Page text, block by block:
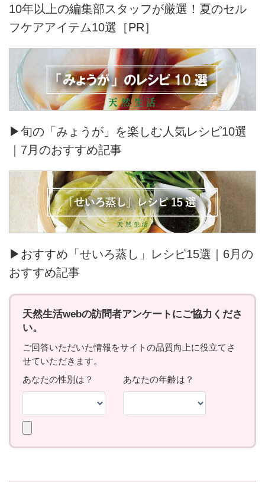
10年以上の編集部スタッフが厳選！夏のセル
フケアアイテム10選［PR］
▶旬の「みょうが」を楽しむ人気レシピ10選
｜7月のおすすめ記事
▶おすすめ「せいろ蒸し」レシピ15選｜6月の
おすすめ記事